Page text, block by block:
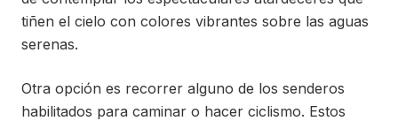
tiñen el cielo con colores vibrantes sobre las aguas
serenas.
Otra opción es recorrer alguno de los senderos
habilitados para caminar o hacer ciclismo. Estos